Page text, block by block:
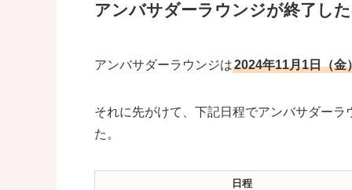
アンバサダーラウンジが終了し
アンバサダーラウンジは2024年11月1日（金
それに先がけて、下記日程でアンバサダー
た。
日程